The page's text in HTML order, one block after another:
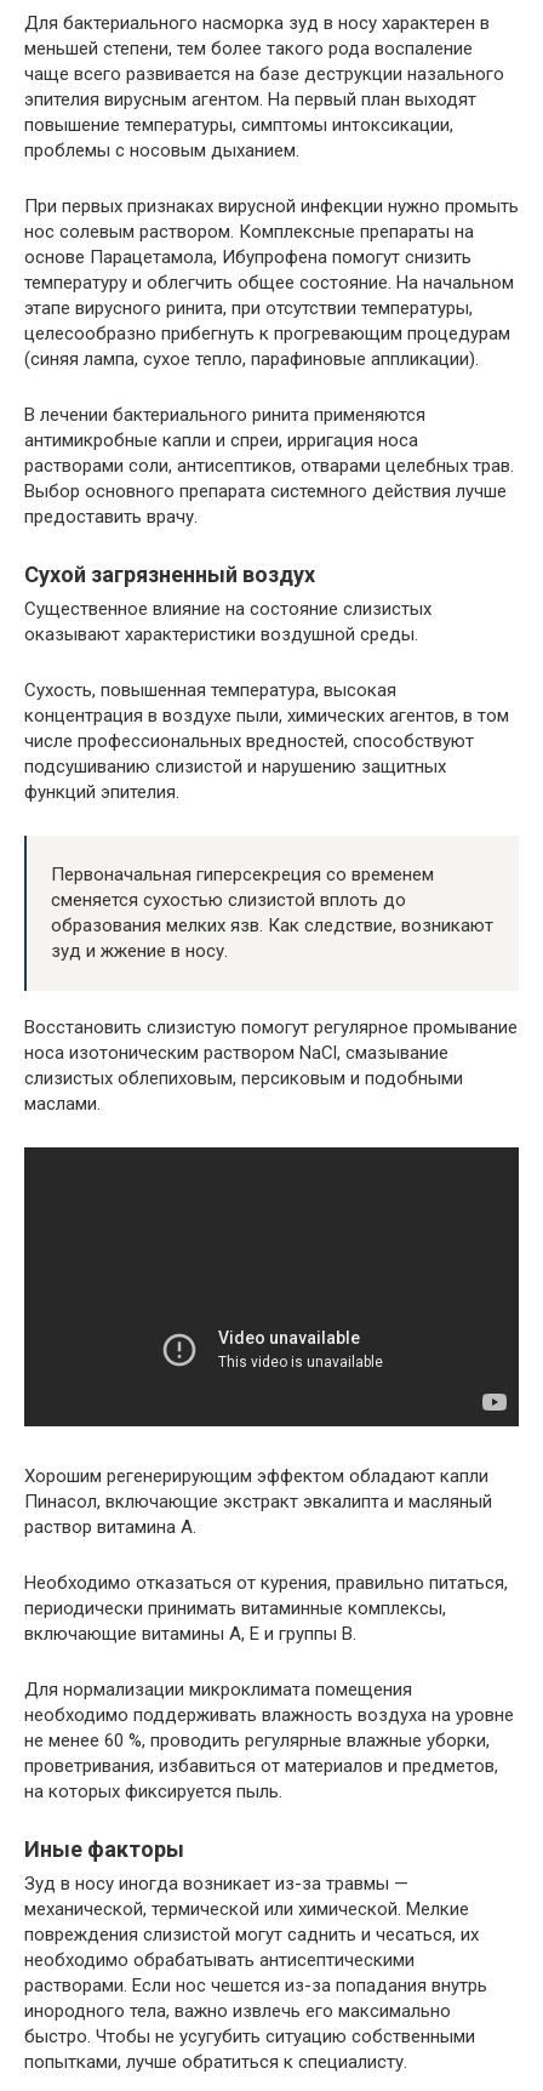
Для бактериального насморка зуд в носу характерен в
меньшей степени, тем более такого рода воспаление
чаще всего развивается на базе деструкции назального
эпителия вирусным агентом. На первый план выходят
повышение температуры, симптомы интоксикации,
проблемы с носовым дыханием.
При первых признаках вирусной инфекции нужно промыть
нос солевым раствором. Комплексные препараты на
основе Парацетамола, Ибупрофена помогут снизить
температуру и облегчить общее состояние. На начальном
этапе вирусного ринита, при отсутствии температуры,
целесообразно прибегнуть к прогревающим процедурам
(синяя лампа, сухое тепло, парафиновые аппликации).
В лечении бактериального ринита применяются
антимикробные капли и спреи, ирригация носа
растворами соли, антисептиков, отварами целебных трав.
Выбор основного препарата системного действия лучше
предоставить врачу.
Сухой загрязненный воздух
Существенное влияние на состояние слизистых
оказывают характеристики воздушной среды.
Сухость, повышенная температура, высокая
концентрация в воздухе пыли, химических агентов, в том
числе профессиональных вредностей, способствуют
подсушиванию слизистой и нарушению защитных
функций эпителия.
Первоначальная гиперсекреция со временем
сменяется сухостью слизистой вплоть до
образования мелких язв. Как следствие, возникают
зуд и жжение в носу.
Восстановить слизистую помогут регулярное промывание
носа изотоническим раствором NaCl, смазывание
слизистых облепиховым, персиковым и подобными
маслами.
Хорошим регенерирующим эффектом обладают капли
Пинасол, включающие экстракт эвкалипта и масляный
раствор витамина А.
Необходимо отказаться от курения, правильно питаться,
периодически принимать витаминные комплексы,
включающие витамины А, Е и группы В.
Для нормализации микроклимата помещения
необходимо поддерживать влажность воздуха на уровне
не менее 60 %, проводить регулярные влажные уборки,
проветривания, избавиться от материалов и предметов,
на которых фиксируется пыль.
Иные факторы
Зуд в носу иногда возникает из-за травмы —
механической, термической или химической. Мелкие
повреждения слизистой могут саднить и чесаться, их
необходимо обрабатывать антисептическими
растворами. Если нос чешется из-за попадания внутрь
инородного тела, важно извлечь его максимально
быстро. Чтобы не усугубить ситуацию собственными
попытками, лучше обратиться к специалисту.